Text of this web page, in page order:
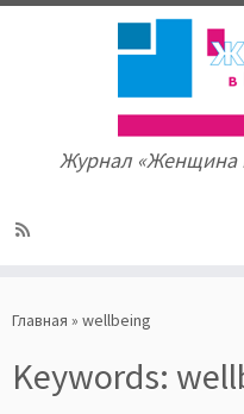
to
Журнал «Женщина
Главная » wellbeing
Keywords: